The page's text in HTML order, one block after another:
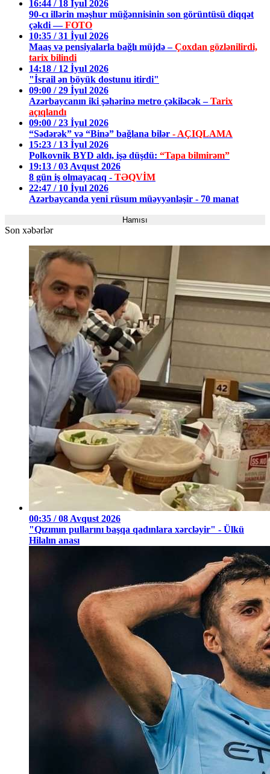
16:44 / 18 İyul 2026
90-cı illərin məşhur müğənnisinin son görüntüsü diqqət
çəkdi —FOTO
10:35 / 31 İyul 2026
Maaş və pensiyalarla bağlı müjdə –Çoxdan gözlənilirdi,
tarix bilindi
14:18 / 12 İyul 2026
"İsrail ən böyük dostunu itirdi"
09:00 / 29 İyul 2026
Azərbaycanın iki şəhərinə metro çəkiləcək –Tarix
açıqlandı
09:00 / 23 İyul 2026
“Sədərək” və “Binə” bağlana bilər - AÇIQLAMA
15:23 / 13 İyul 2026
Polkovnik BYD aldı, işə düşdü: “Tapa bilmirəm”
19:13 / 03 Avqust 2026
8 gün iş olmayacaq - TƏQVİM
22:47 / 10 İyul 2026
Azərbaycanda yeni rüsum müəyyənləşir - 70 manat
Hamısı
Son xəbərlər
00:35 / 08 Avqust 2026
"Qızımın pullarını başqa qadınlara xərcləyir" - Ülkü
Hilalın anası